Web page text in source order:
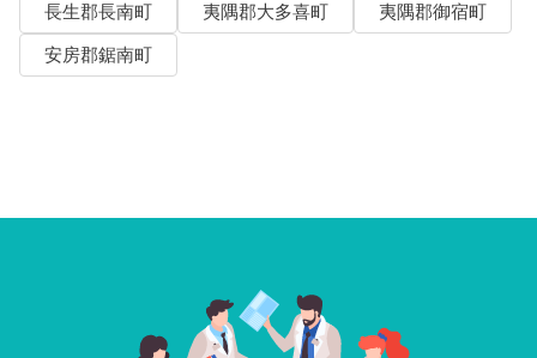
長生郡長南町
夷隅郡大多喜町
夷隅郡御宿町
安房郡鋸南町